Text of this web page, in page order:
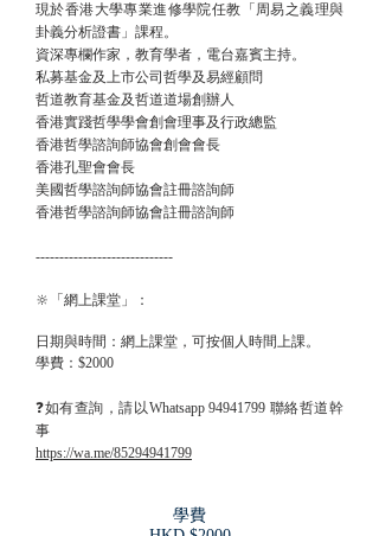
現於香港大學專業進修學院任教「周易之義理與
卦義分析證書」課程。
資深專欄作家，教育學者，電台嘉賓主持。
私募基金及上市公司哲學及易經顧問
哲道教育基金及哲道道場創辦人
香港實踐哲學學會創會理事及行政總監
香港哲學諮詢師協會創會會長
香港孔聖會會長
美國哲學諮詢師協會註冊諮詢師
香港哲學諮詢師協會註冊諮詢師
-----------------------------
🔆 「網上課堂」：
日期與時間：網上課堂，可按個人時間上課。
學費：$2000
❓如有查詢，請以Whatsapp94941799 聯絡哲道幹
事
https://wa.me/85294941799
學費